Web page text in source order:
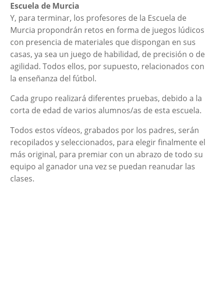
Escuela de Murcia
Y, para terminar, los profesores de la Escuela de
Murcia propondrán retos en forma de juegos lúdicos
con presencia de materiales que dispongan en sus
casas, ya sea un juego de habilidad, de precisión o de
agilidad. Todos ellos, por supuesto, relacionados con
la enseñanza del fútbol.
Cada grupo realizará diferentes pruebas, debido a la
corta de edad de varios alumnos/as de esta escuela.
Todos estos vídeos, grabados por los padres, serán
recopilados y seleccionados, para elegir finalmente el
más original, para premiar con un abrazo de todo su
equipo al ganador una vez se puedan reanudar las
clases.